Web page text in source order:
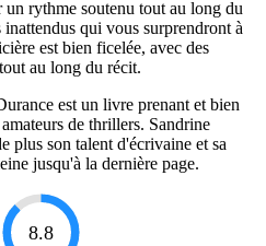
rythme soutenu tout au long du
qui vous surprendront à
est bien ficelée, avec des
au long du récit.
est un livre prenant et bien
de thrillers. Sandrine
plus son talent d'écrivaine et sa
jusqu'à la dernière page.
8.8